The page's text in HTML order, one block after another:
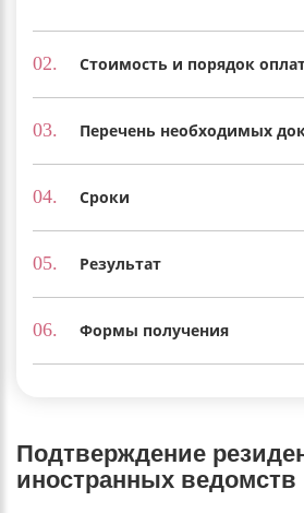
02. Стоимость и порядок
03. Перечень необходимых
04. Сроки
05. Результат
06. Формы получения
Подтверждение
иностранных ведомств